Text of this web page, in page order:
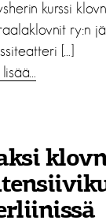
kurssi
ry:n
[…]
lisää…